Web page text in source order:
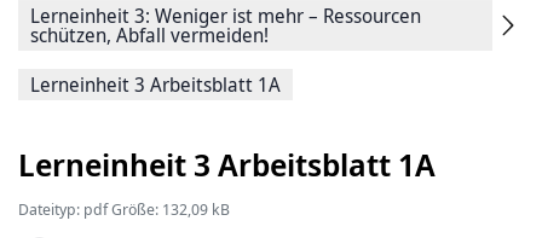
Lerneinheit 3: Weniger ist mehr – Ressourcen
schützen, Abfall vermeiden!
Lerneinheit 3 Arbeitsblatt 1A
Lerneinheit 3 Arbeitsblatt 1A
Dateityp: pdf Größe: 132,09 kB